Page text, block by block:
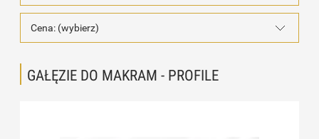
Cena: (wybierz)
GAŁĘZIE DO MAKRAM - PROFILE